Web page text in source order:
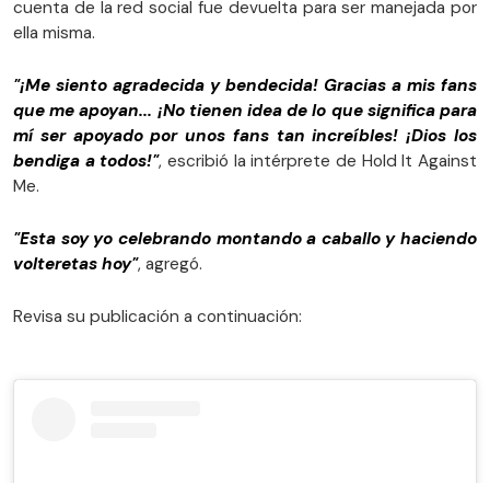
cuenta de la red social fue devuelta para ser manejada por
ella misma.
"¡Me siento agradecida y bendecida! Gracias a mis fans
que me apoyan... ¡No tienen idea de lo que significa para
mí ser apoyado por unos fans tan increíbles! ¡Dios los
bendiga a todos!", escribió la intérprete de Hold It Against
Me.
"Esta soy yo celebrando montando a caballo y haciendo
volteretas hoy", agregó.
Revisa su publicación a continuación: